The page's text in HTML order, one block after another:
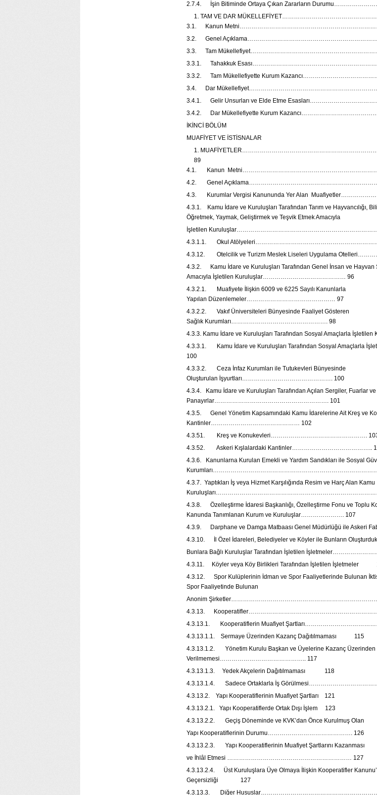
2.7.4. İşin Bitiminde Ortaya Çıkan Zararların
TAM VE DAR
3.1. Kanun
3.2. Genel
3.3. Tam
3.3.1. Tahakkuk
3.3.2. Tam Mükellefiyette Kurum
3.4. Dar
3.4.1. Gelir Unsurları ve Elde Etme
3.4.2. Dar Mükellefiyette Kurum
İKİNCİ BÖLÜM
MUAFİYET VE İSTİSNALAR
89
4.1. Kanun
4.2. Genel
4.3. Kurumlar Vergisi Kanununda Yer Alan
4.3.1. Kamu İdare ve Kuruluşları Tarafından Tarım ve Hayvancılığı,
Öğretmek, Yaymak, Geliştirmek ve Teşvik Etmek Amacıyla
İşletilen
4.3.1.1. Okul
4.3.12. Otelcilik ve Turizm Meslek Liseleri Uygulama
4.3.2. Kamu İdare ve Kuruluşları Tarafından Genel İnsan ve Hayvan
Amacıyla İşletilen Kuruluşlar…………………………………… 96
4.3.2.1. Muafiyete İlişkin 6009 ve 6225 Sayılı Kanunlarla
Yapılan Düzenlemeler……………………………………… 97
4.3.2.2. Vakıf Üniversiteleri Bünyesinde Faaliyet Gösteren
Sağlık Kurumları…………………………………………. 98
4.3.3. Kamu İdare ve Kuruluşları Tarafından Sosyal Amaçlarla
4.3.3.1. Kamu İdare ve Kuruluşları Tarafından Sosyal Amaçlarla
100
4.3.3.2. Ceza İnfaz Kurumları ile Tutukevleri Bünyesinde
Oluşturulan İşyurtları………………………………………. 100
4.3.4. Kamu İdare ve Kuruluşları Tarafından Açılan Sergiler, Fuarlar ve
Panayırlar…………………………………………………. 101
4.3.5. Genel Yönetim Kapsamındaki Kamu İdarelerine Ait Kreş ve
Kantinler……………………………………… 102
4.3.51. Kreş ve Konukevleri………………………………………….
4.3.52. Askeri Kışlalardaki Kantinler…………………………………..
4.3.6. Kanunlarna Kurulan Emekli ve Yardım Sandıkları ile Sosyal
4.3.7. Yaptıkları İş veya Hizmet Karşılığında Resim ve Harç Alan Kamu
4.3.8. Özelleştirme İdaresi Başkanlığı, Özelleştirme Fonu ve Toplu
Kanunda Tanımlanan Kurum ve Kuruluşlar…………………. 107
4.3.9. Darphane ve Damga Matbaası Genel Müdürlüğü ile Askeri
4.3.10. İl Özel İdareleri, Belediyeler ve Köyler ile Bunların
Bunlara Bağlı Kuruluşlar Tarafından İşletilen
4.3.11. Köyler veya Köy Birlikleri Tarafından İşletilen İşletmeler
4.3.12. Spor Kulüplerinin İdman ve Spor Faaliyetlerinde Bulunan
Spor Faaliyetinde Bulunan
Anonim
4.3.13.
4.3.13.1. Kooperatiflerin Muafiyet
4.3.13.1.1. Sermaye Üzerinden Kazanç Dağıtılmaması 115
4.3.13.1.2. Yönetim Kurulu Başkan ve Üyelerine Kazanç Üzerinden
Verilmemesi…………………………………….. 117
4.3.13.1.3. Yedek Akçelerin Dağıtılmaması 118
4.3.13.1.4. Sadece Ortaklarla İş
4.3.13.2. Yapı Kooperatiflerinin Muafiyet Şartları 121
4.3.13.2.1. Yapı Kooperatiflerde Ortak Dışı İşlem 123
4.3.13.2.2. Geçiş Döneminde ve KVK’dan Önce Kurulmuş Olan
Yapı Kooperatiflerinin Durumu……………………………………. 126
4.3.13.2.3. Yapı Kooperatiflerinin Muafiyet Şartlarını Kazanması
ve İhlâl Etmesi ……………………………………………………… 127
4.3.13.2.4. Üst Kuruluşlara Üye Olmaya İlişkin Kooperatifler
Geçersizliği 127
4.3.13.3. Diğer